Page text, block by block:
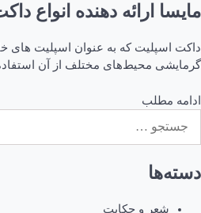
مایسا ارائه دهنده
داکت اسپلیت که به عنوان اسپلیت های
گرمایشی محیط‌های مختلف از آن
ادامه مطلب
برای:
دسته‌ها
شعر و حکایت